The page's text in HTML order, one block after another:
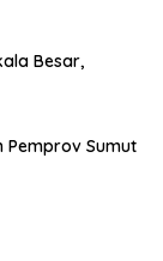
Besar,
Pemprov Sumut